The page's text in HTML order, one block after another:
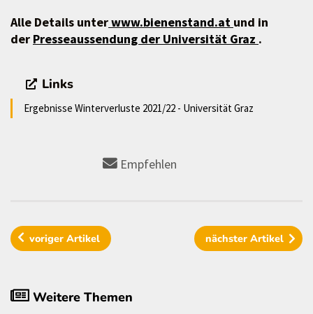
Alle Details unterwww.bienenstand.at und in
der Presseaussendung der Universität Graz .
Links
Ergebnisse Winterverluste 2021/22 - Universität Graz
Empfehlen
vorigerArtikel nächster Artikel
Weitere Themen